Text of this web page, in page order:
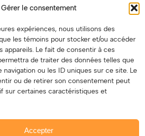
Gérer le consentement
expériences, nous utilisons des
les témoins pour stocker et/ou accéder
appareils. Le fait de consentir à ces
de traiter des données telles que
ou les ID uniques sur ce site. Le
ou de retirer son consentement peut
sur certaines caractéristiques et
Accepter
tarifs spéciaux pour vous, les